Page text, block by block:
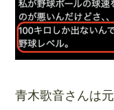
青木歌音さんは